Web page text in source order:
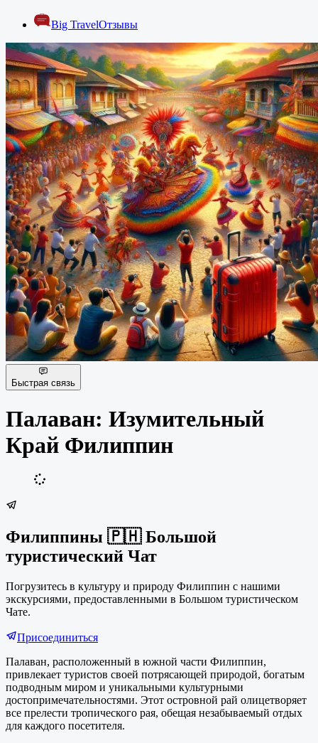
Big TravelОтзывы
Быстрая связь
Палаван: Изумительный
Край Филиппин
Филиппины 🇵🇭 Большой
туристический Чат
Погрузитесь в культуру и природу Филиппин с нашими
экскурсиями, предоставленными в Большом туристическом
Чате.
Присоединиться
Палаван, расположенный в южной части Филиппин,
привлекает туристов своей потрясающей природой, богатым
подводным миром и уникальными культурными
достопримечательностями. Этот островной рай олицетворяет
все прелести тропического рая, обещая незабываемый отдых
для каждого посетителя.